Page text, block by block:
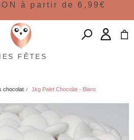
à partir de 6,99€
FÊTES
chocolat 1kg Palet Chocolat - Blanc